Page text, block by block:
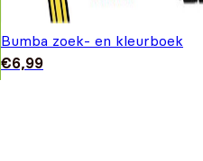
Bumba zoek- en kleurboek
€6,99